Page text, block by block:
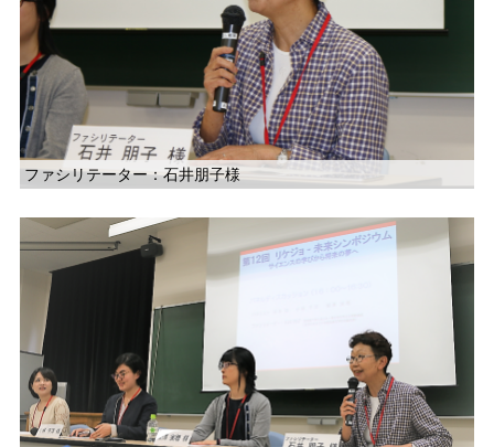
ファシリテーター：石井朋子様